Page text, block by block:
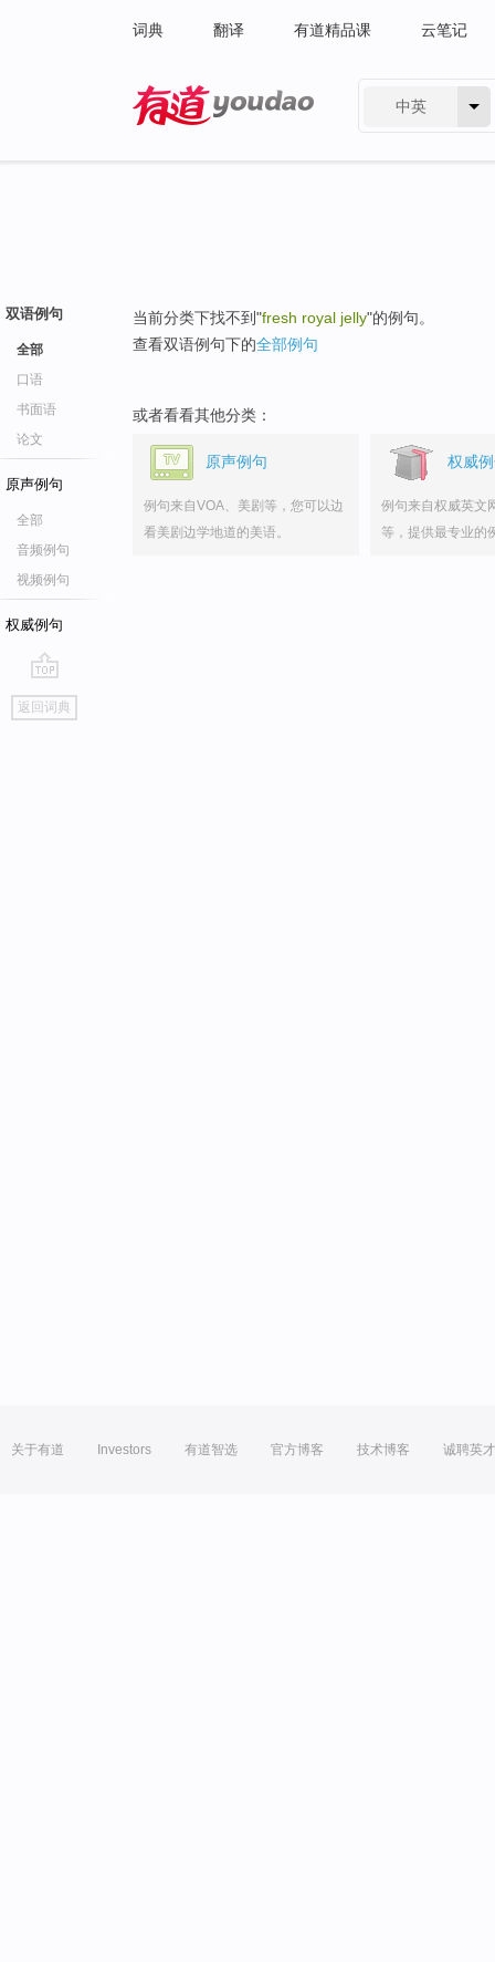
词典 翻译 有道精品课 云笔记
中英
双语例句
全部
口语
书面语
论文
原声例句
全部
音频例句
视频例句
权威例句
go
top
返回词典
当前分类下找不到"fresh royal jelly"的例句。
查看双语例句下的全部例句
或者看看其他分类：
原声例句
例句来自VOA、美剧等，您可以边
看美剧边学地道的美语。
权威
例句来自权威英文
等，提供最专业的
关于有道 Investors 有道智选 官方博客 技术博客 诚聘英才